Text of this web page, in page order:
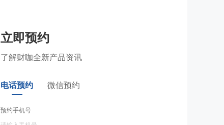
立即预约
了解财咖全新产品资讯
电话预约 微信预约
预约手机号